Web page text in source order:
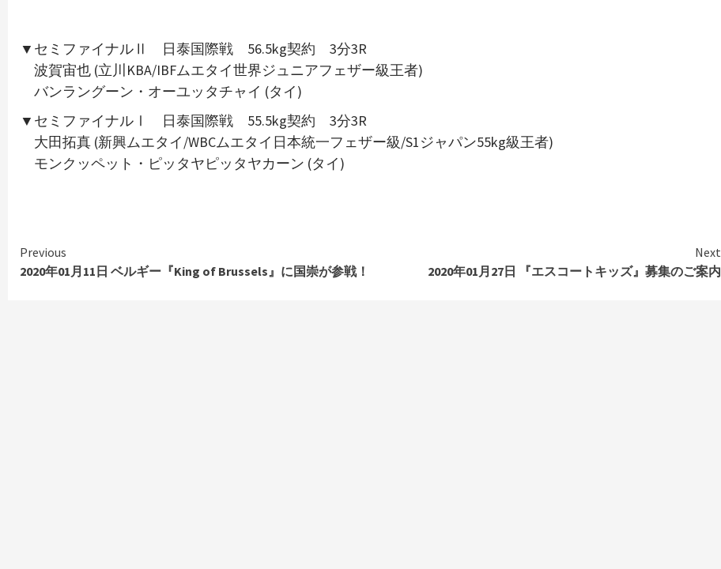
▼セミファイナルⅡ 日泰国際戦 56.5kg契約 3分3R
波賀宙也 (立川KBA/IBFムエタイ世界ジュニアフェザー級王者)
バンラングーン・オーユッタチャイ (タイ)
▼セミファイナルⅠ 日泰国際戦 55.5kg契約 3分3R
大田拓真 (新興ムエタイ/WBCムエタイ日本統一フェザー級/S1ジャパン55kg級王者)
モンクッペット・ピッタヤピッタヤカーン (タイ)
Continue
Reading
Previous
2020年01月11日 ベルギー『King of Brussels』に国崇が参戦！
Next
2020年01月27日 『エスコートキッズ』募集のご案内